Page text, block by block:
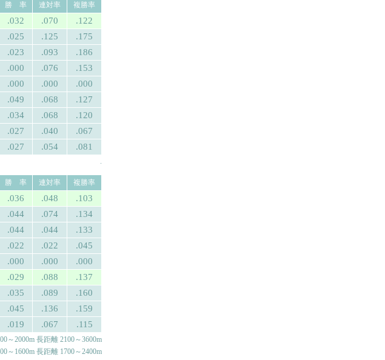
勝 率 連対率
複勝率
.032 .070 .122
.025 .125 .175
.023 .093 .186
.000 .076 .153
.000 .000 .000
.049 .068 .127
.034 .068 .120
.027 .040 .067
.027 .054 .081
.
勝 率 連対率
複勝率
.036 .048 .103
.044 .074 .134
.044 .044 .133
.022 .022 .045
.000 .000 .000
.029 .088 .137
.035 .089 .160
.045 .136 .159
.019 .067 .115
2000m 長距離 2100～3600m
1600m 長距離 1700～2400m